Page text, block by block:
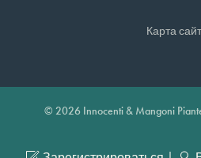
Карта
© 2026 Innocenti & Mangoni